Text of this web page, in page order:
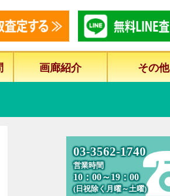
画廊紹介 その他
03-3562-1740
営業時間
10：00～19：00
(日祝除く月曜～土曜)